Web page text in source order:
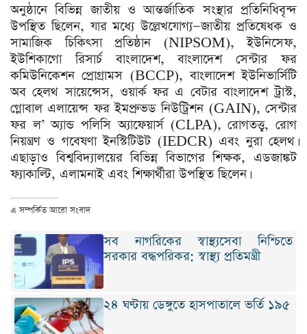
অনুষ্ঠানে বিভিন্ন জাতীয় ও আন্তর্জাতিক সংস্থার প্রতিনিধিবৃন্দ
উপস্থিত ছিলেন, যার মধ্যে উল্লেখযোগ্য—জাতীয় প্রতিষেধক ও
সামাজিক চিকিৎসা প্রতিষ্ঠান (NIPSOM), ইউনিসেফ,
ইউশিকাগো রিসার্চ বাংলাদেশ, বাংলাদেশ সেন্টার ফর
কমিউনিকেশন প্রোগ্রামস (BCCP), বাংলাদেশ ইউনিভার্সিটি
অব হেলথ সায়েন্সেস, ওয়ার্ক ফর এ বেটার বাংলাদেশ ট্রাস্ট,
গ্লোবাল এলায়েন্স ফর ইমপ্রুভড নিউট্রিশন (GAIN), সেন্টার
ফর ল’ অ্যান্ড পলিসি অ্যাফেয়ার্স (CLPA), রোগতত্ত্ব, রোগ
নিয়ন্ত্রণ ও গবেষণা ইনস্টিটিউট (IEDCR) এবং নুরা হেলথ।
এছাড়াও বিশ্ববিদ্যালয়ের বিভিন্ন বিভাগের শিক্ষক, এডজাঙ্কট
ফ্যাকাল্টি, এলামনাই এবং শিক্ষার্থীরা উপস্থিত ছিলেন।
এ সম্পর্কিত আরো সংবাদ
সব নাগরিকের স্বাস্থ্যসেবা নিশ্চিতে
সরকার বদ্ধপরিকর: স্বাস্থ্য প্রতিমন্ত্রী
২৪ ঘণ্টায় ডেঙ্গুতে হাসপাতালে ভর্তি ১৯৫